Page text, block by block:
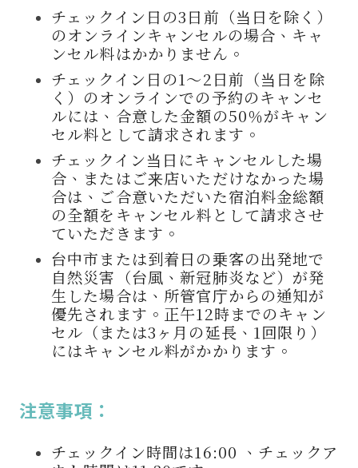
チェックイン日の3日前（当日を除く）
のオンラインキャンセルの場合、キャ
ンセル料はかかりません。
チェックイン日の1〜2日前（当日を除
く）のオンラインでの予約のキャンセ
ルには、合意した金額の50％がキャン
セル料として請求されます。
チェックイン当日にキャンセルした場
合、またはご来店いただけなかった場
合は、ご合意いただいた宿泊料金総額
の全額をキャンセル料として請求させ
ていただきます。
台中市または到着日の乗客の出発地で
自然災害（台風、新冠肺炎など）が発
生した場合は、所管官庁からの通知が
優先されます。正午12時までのキャン
セル（または3ヶ月の延長、1回限り）
にはキャンセル料がかかります。
注意事項：
チェックイン時間は16:00 、チェックア